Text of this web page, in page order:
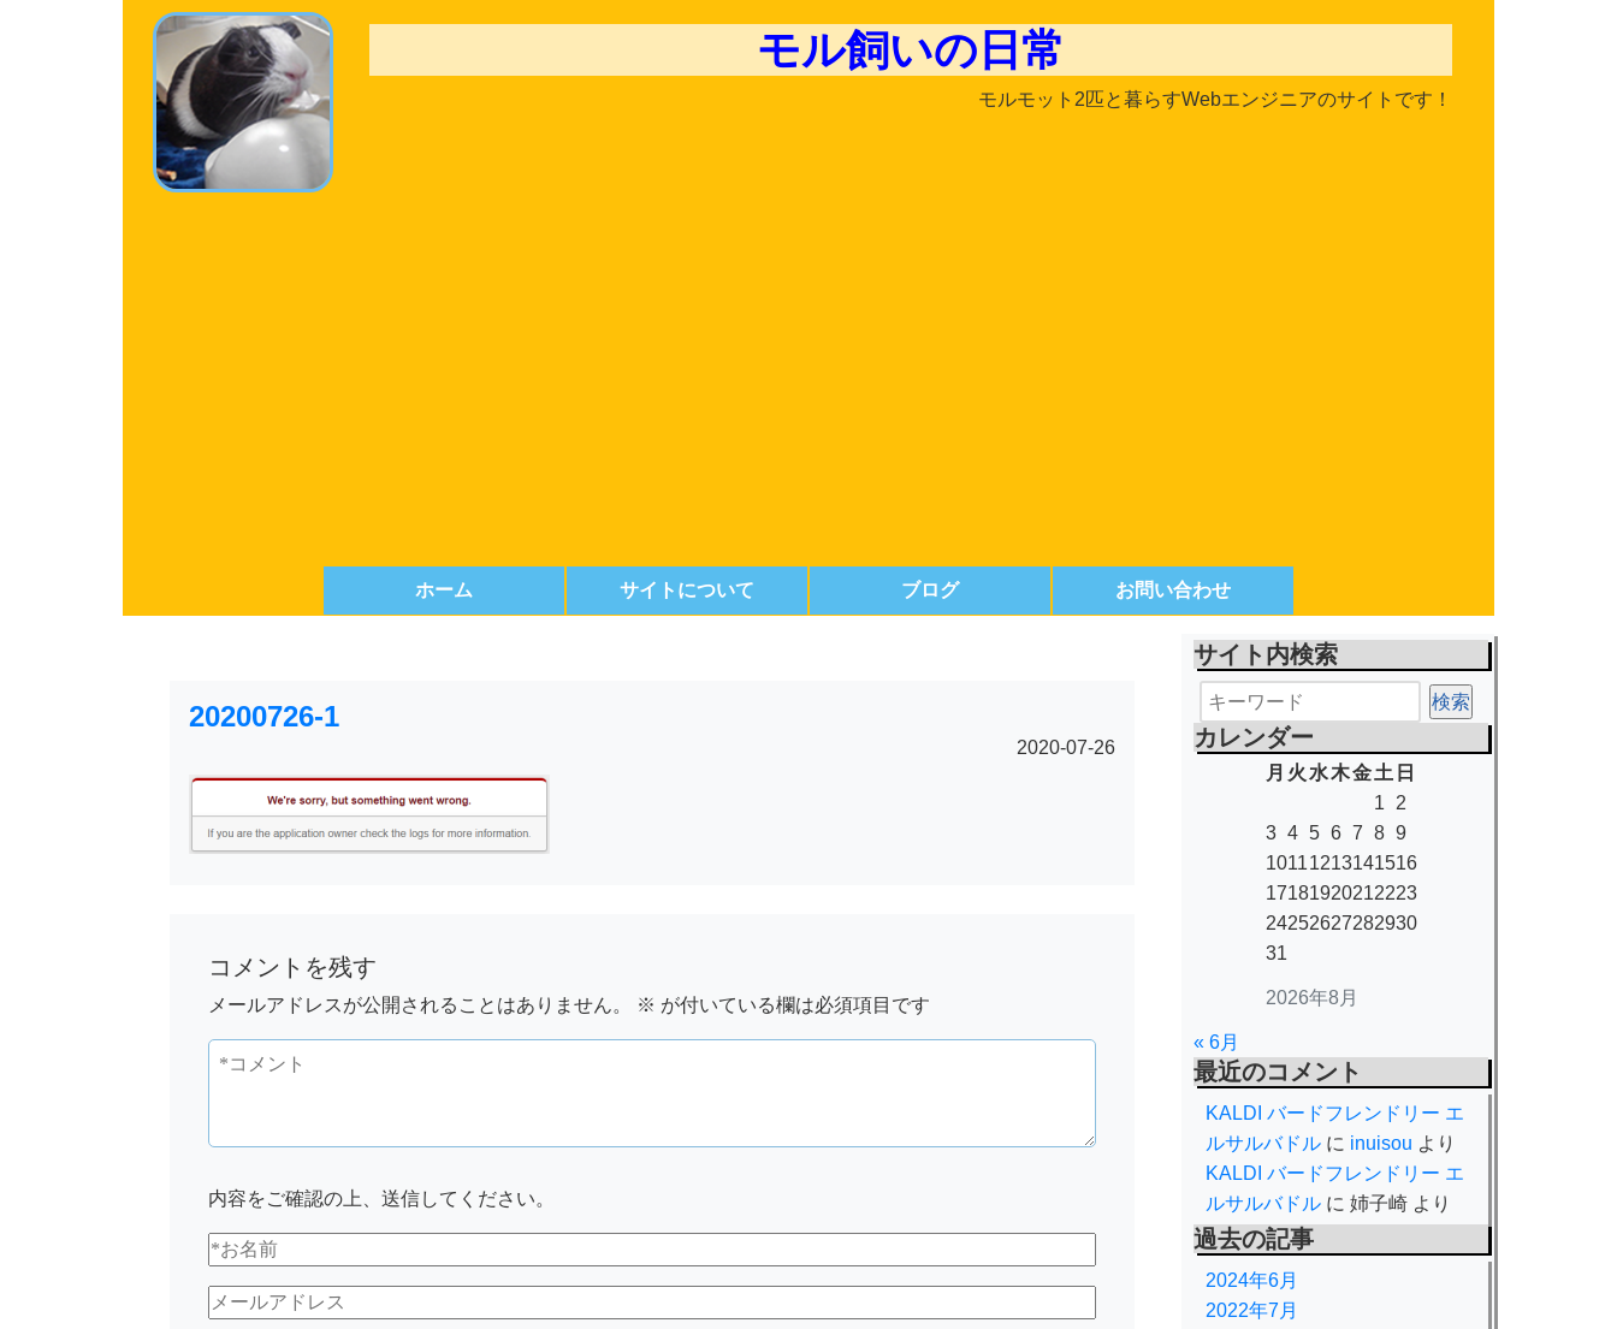
モル飼いの日常
モルモット2匹と暮らすWebエンジニアのサイトです！
ホーム サイトについて ブログ お問い合わせ
20200726-1
2020-07-26
コメントを残す
メールアドレスが公開されることはありません。 ※ が付いている欄は必須項目です
内容をご確認の上、送信してください。
サイト内検索
カレンダー
2026年8月
月 火 水木金 土 日
1
2
3 4 5 6 7 8 9
10111213141516
17181920212223
24252627282930
31
« 6月
最近のコメント
KALDI バードフレンドリー エ
ルサルバドル に inuisou より
KALDI バードフレンドリー エ
ルサルバドル に 姉子崎 より
過去の記事
2024年6月
2022年7月